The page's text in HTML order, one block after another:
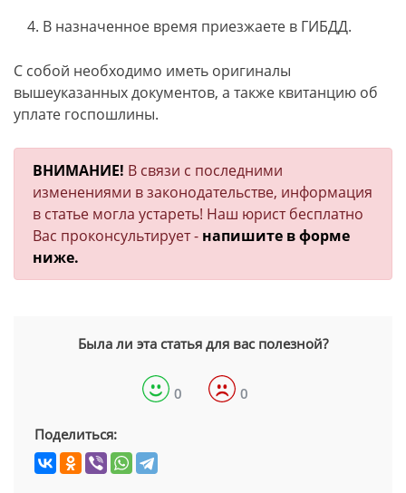
В назначенное время приезжаете в ГИБДД.
С собой необходимо иметь оригиналы
вышеуказанных документов, а также квитанцию об
уплате госпошлины.
ВНИМАНИЕ! В связи с последними
изменениями в законодательстве, информация
в статье могла устареть! Наш юрист бесплатно
Вас проконсультирует - напишите в форме
ниже.
Была ли эта статья для вас полезной?
0 0
Поделиться: